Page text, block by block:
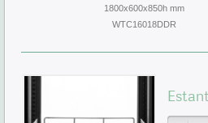
1800x600x850h mm
WTC16018DDR